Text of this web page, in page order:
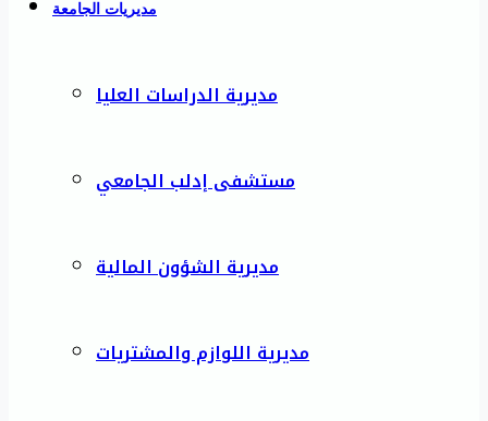
مديريات الجامعة
مديرية الدراسات العليا
مستشفى إدلب الجامعي
مديرية الشؤون المالية
مديرية اللوازم والمشتريات